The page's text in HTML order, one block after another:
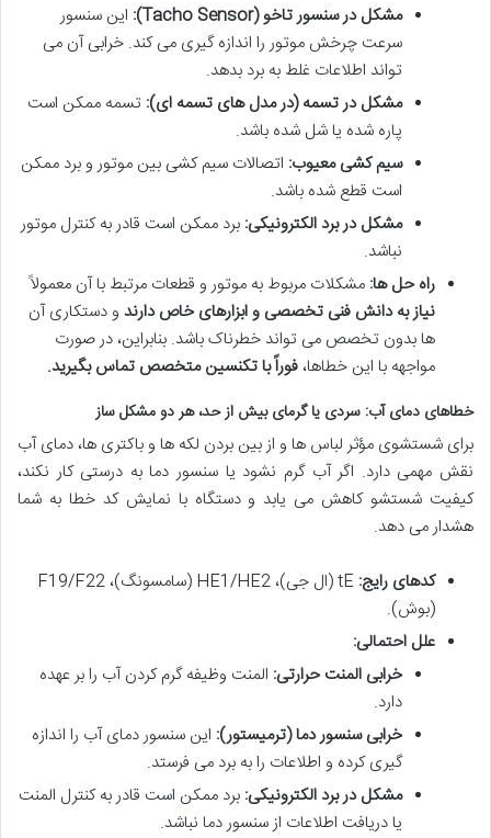
مشکل در سنسور تاخو (Tacho Sensor):
این سنسور
سرعت چرخش موتور را اندازه گیری می کند. خرابی آن می
تواند اطلاعات غلط به برد بدهد.
مشکل در تسمه (در مدل های تسمه ای): تسمه ممکن است
پاره شده یا شل شده باشد.
سیم کشی معیوب: اتصالات سیم کشی بین موتور و برد ممکن
است قطع شده باشد.
مشکل در برد الکترونیکی: برد ممکن است قادر به کنترل موتور
نباشد.
راه حل ها: مشکلات مربوط به موتور و قطعات مرتبط با آن معمولاً
نیاز به دانش فنی تخصصی و ابزارهای خاص دارند و دستکاری آن
ها بدون تخصص می تواند خطرناک باشد. بنابراین، در صورت
مواجهه با این خطاها، فوراً با تکنسین متخصص تماس بگیرید.
خطاهای دمای آب: سردی یا گرمای بیش از حد، هر دو مشکل ساز
برای شستشوی مؤثر لباس ها و از بین بردن لکه ها و باکتری ها، دمای آب
نقش مهمی دارد. اگر آب گرم نشود یا سنسور دما به درستی کار نکند،
کیفیت شستشو کاهش می یابد و دستگاه با نمایش کد خطا به شما
هشدار می دهد.
کدهای رایج:
tE (ال جی)، HE1/HE2 (سامسونگ)، F19/F22
(بوش).
علل احتمالی:
خرابی المنت حرارتی: المنت وظیفه گرم کردن آب را بر عهده
دارد.
خرابی سنسور دما (ترمیستور): این سنسور دمای آب را اندازه
گیری کرده و اطلاعات را به برد می فرستد.
مشکل در برد الکترونیکی: برد ممکن است قادر به کنترل المنت
یا دریافت اطلاعات از سنسور دما نباشد.